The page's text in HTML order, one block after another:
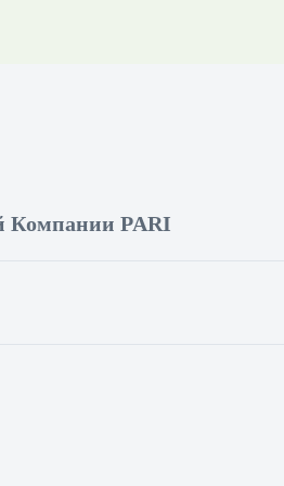
Компании PARI